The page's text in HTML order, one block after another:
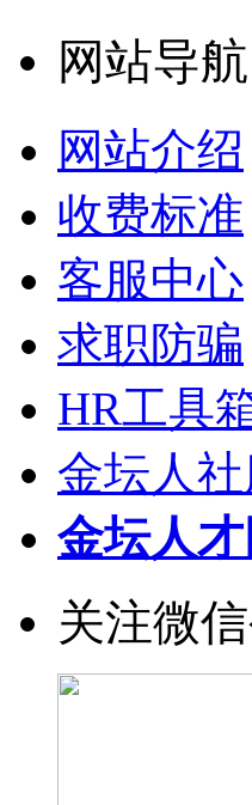
网站导航
网站介绍
收费标准
客服中心
求职防骗
HR工具
金坛人
金坛人才
关注微